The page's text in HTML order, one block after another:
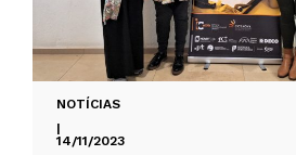
NOTÍCIAS
|
14/11/2023